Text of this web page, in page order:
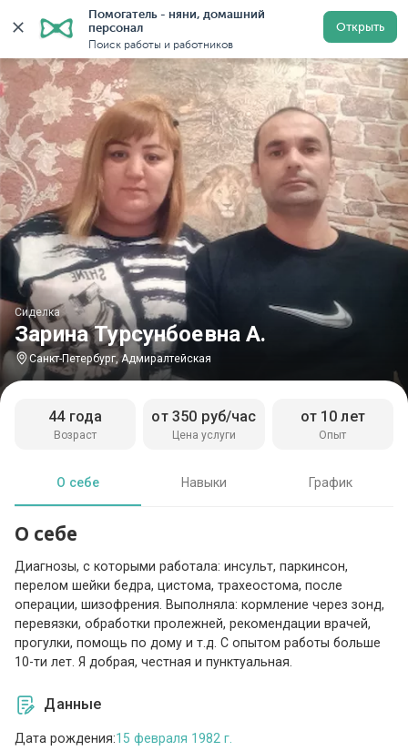
Помогатель - няни, домашний
персонал
Поиск работы и работников
Открыть
Главная Сиделки Сиделки в Санкт-Петербурге
Зарина Турсунбоевна А.
Сиделка
Санкт-Петербург, Адмиралтейская
Возраст
44 года
Цена услуги
от 350 руб/час
Опыт
от 10 лет
О себе Навыки График
О себе
Диагнозы, с которыми работала: инсульт, паркинсон,
перелом шейки бедра, цистома, трахеостома, после
операции, шизофрения. Выполняла: кормление через зонд,
перевязки, обработки пролежней, рекомендации врачей,
прогулки, помощь по дому и т.д. С опытом работы больше
10-ти лет. Я добрая, честная и пунктуальная.
Данные
Дата рождения:15 февраля 1982 г.